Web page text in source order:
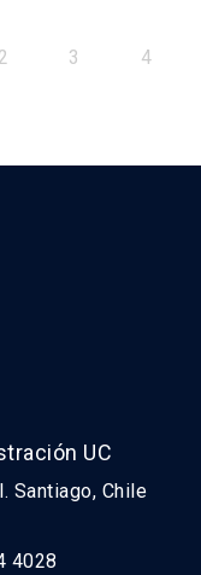
2 3 4
UC
Santiago, Chile
4028